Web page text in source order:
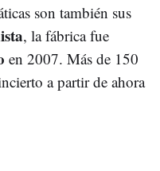
son también sus
, la fábrica fue
en 2007. Más de 150
a partir de ahora